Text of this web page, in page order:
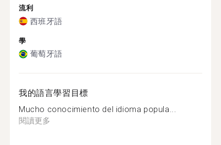
流利
西班牙語
學
葡萄牙語
我的語言學習目標
Mucho conocimiento del idioma popula...
閱讀更多